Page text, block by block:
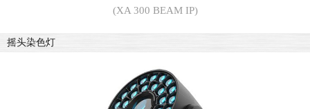
(XA 300 BEAM IP)
摇头染色灯